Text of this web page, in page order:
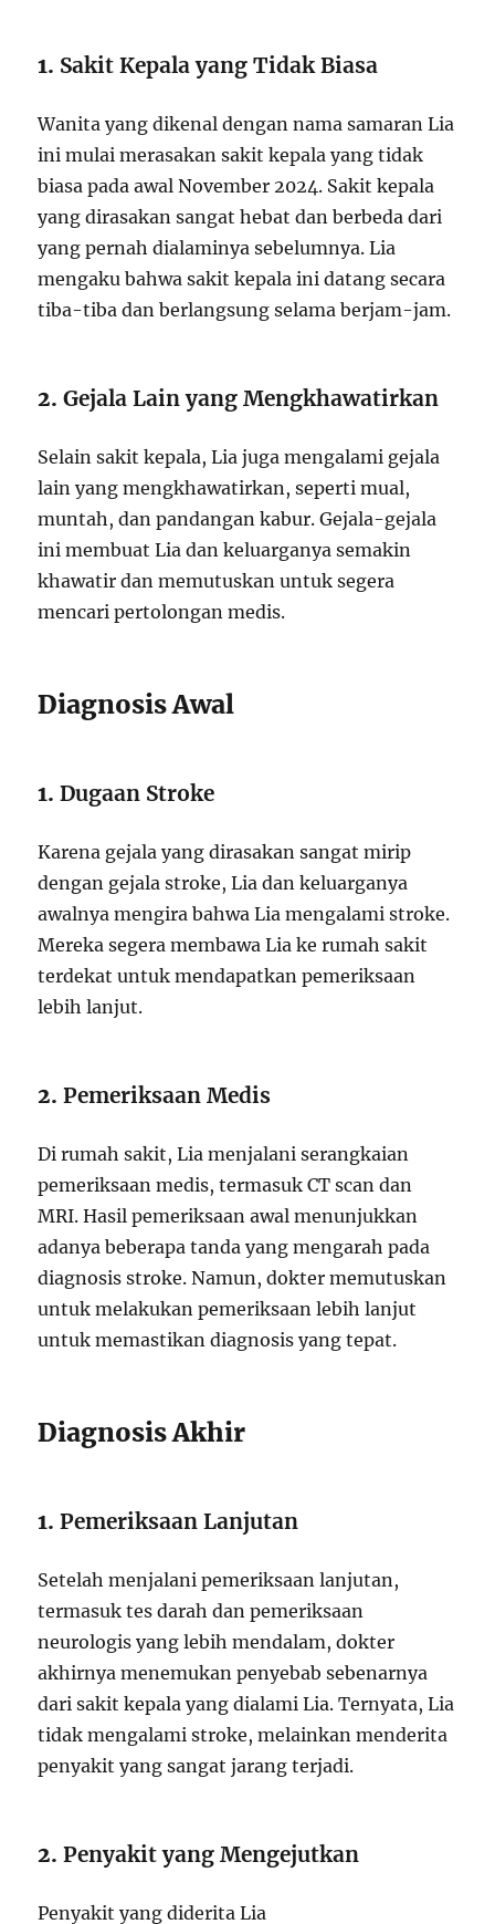
1. Sakit Kepala yang Tidak Biasa
Wanita yang dikenal dengan nama samaran Lia
ini mulai merasakan sakit kepala yang tidak
biasa pada awal November 2024. Sakit kepala
yang dirasakan sangat hebat dan berbeda dari
yang pernah dialaminya sebelumnya. Lia
mengaku bahwa sakit kepala ini datang secara
tiba-tiba dan berlangsung selama berjam-jam.
2.Gejala Lain yang Mengkhawatirkan
Selain sakit kepala, Lia juga mengalami gejala
lain yang mengkhawatirkan, seperti mual,
muntah, dan pandangan kabur. Gejala-gejala
ini membuat Lia dan keluarganya semakin
khawatir dan memutuskan untuk segera
mencari pertolongan medis.
Diagnosis Awal
1.Dugaan Stroke
Karena gejala yang dirasakan sangat mirip
dengan gejala stroke, Lia dan keluarganya
awalnya mengira bahwa Lia mengalami stroke.
Mereka segera membawa Lia ke rumah sakit
terdekat untuk mendapatkan pemeriksaan
lebih lanjut.
2.Pemeriksaan Medis
Di rumah sakit, Lia menjalani serangkaian
pemeriksaan medis, termasuk CT scan dan
MRI. Hasil pemeriksaan awal menunjukkan
adanya beberapa tanda yang mengarah pada
diagnosis stroke. Namun, dokter memutuskan
untuk melakukan pemeriksaan lebih lanjut
untuk memastikan diagnosis yang tepat.
Diagnosis Akhir
1.Pemeriksaan Lanjutan
Setelah menjalani pemeriksaan lanjutan,
termasuk tes darah dan pemeriksaan
neurologis yang lebih mendalam, dokter
akhirnya menemukan penyebab sebenarnya
dari sakit kepala yang dialami Lia. Ternyata, Lia
tidak mengalami stroke, melainkan menderita
penyakit yang sangat jarang terjadi.
2.Penyakit yang Mengejutkan
Penyakit yang diderita Lia